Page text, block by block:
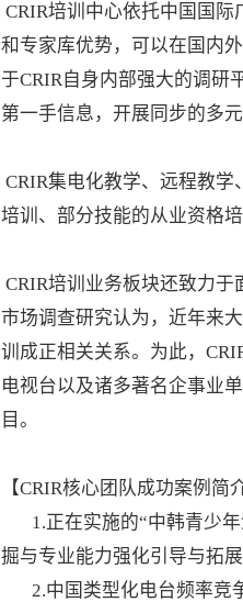
CRIR培训中心依托中国国
和专家库优势，可以在国内
于CRIR自身内部强大的调研
第一手信息，开展同步的多
CRIR集电化教学、远程教
培训、部分技能的从业资格
CRIR培训业务板块还致力
市场调查研究认为，近年来
训成正相关关系。为此，
电视台以及诸多著名企事业
目。
【CRIR核心团队成功案例简
1.正在实施的“中韩青少
掘与专业能力强化引导与拓
2.中国类型化电台频率竞